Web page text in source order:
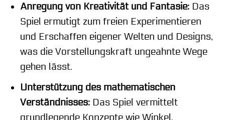
Anregung von Kreativität und Fantasie:Das
Spiel ermutigt zum freien Experimentieren
und Erschaffen eigener Welten und Designs,
was die Vorstellungskraft ungeahnte Wege
gehen lässt.
Unterstützung des mathematischen
Verständnisses:Das Spiel vermittelt
grundlegende Konzepte wie Winkel,